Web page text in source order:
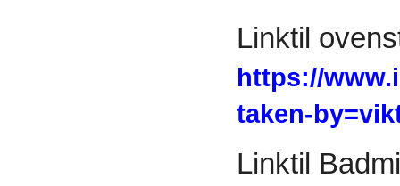
Linktil
https://
taken-
Linktil